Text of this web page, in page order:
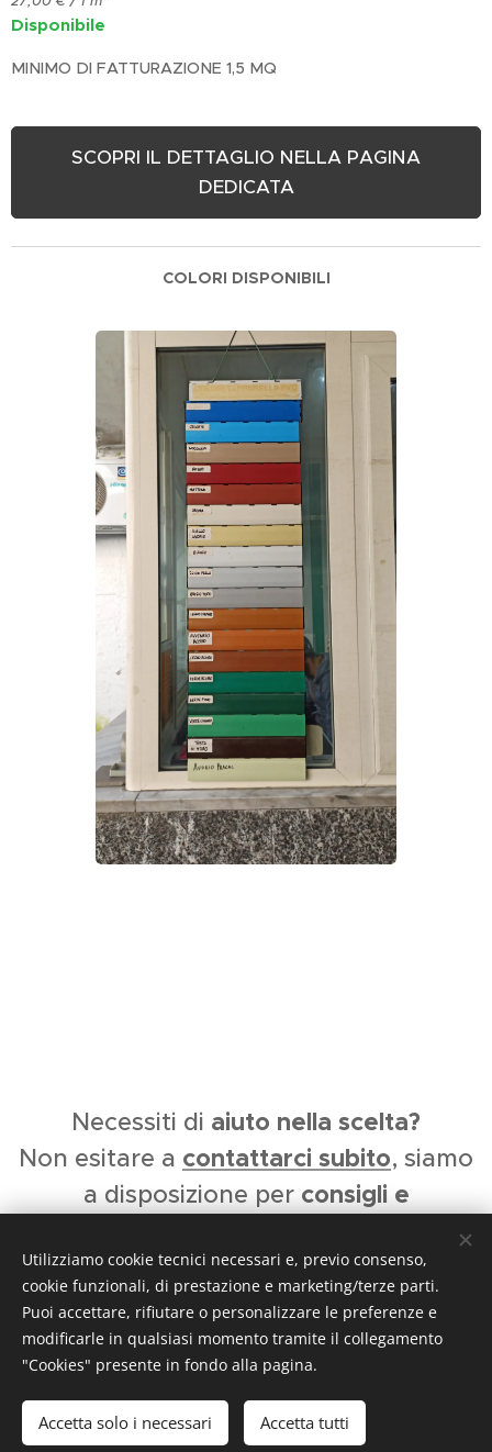
Disponibile
MINIMO DI FATTURAZIONE 1,5 MQ
SCOPRI IL DETTAGLIO NELLA PAGINA
DEDICATA
COLORI DISPONIBILI
Necessiti di aiuto nella scelta?
Non esitare a contattarci subito, siamo
a disposizione per consigli e
Tecnoflex S.a.s. di Palladino Domenico -
Via
Vittorio Veneto 9 - 80145 (NA)
- 0815434477
Utilizziamo cookie tecnici necessari e, previo consenso,
cookie funzionali, di prestazione e marketing/terze parti.
Puoi accettare, rifiutare o personalizzare le preferenze e
modificarle in qualsiasi momento tramite il collegamento
"Cookies" presente in fondo alla pagina.
Accetta solo i necessari Accetta tutti